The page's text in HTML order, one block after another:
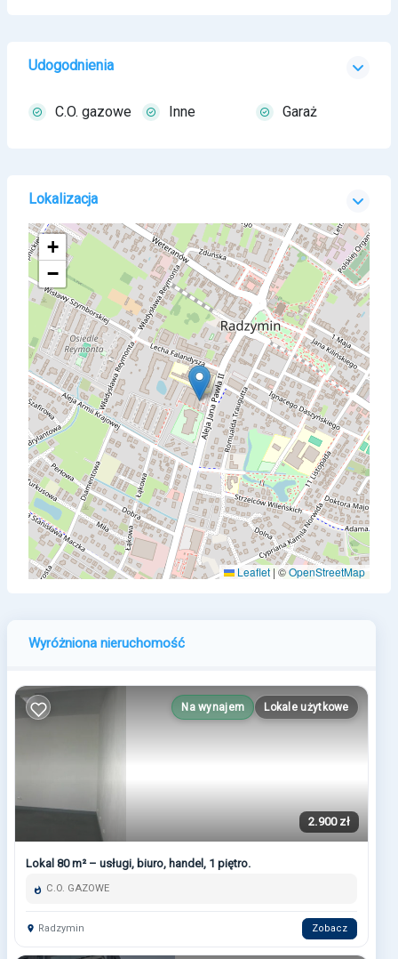
Udogodnienia
C.O. gazowe Inne Garaż
Lokalizacja
+
−
Leaflet | ©OpenStreetMap
Wyróżniona nieruchomość
Na wynajem Lokale użytkowe
2.900 zł
Lokal 80 m² – usługi, biuro, handel, 1 piętro.
C.O. GAZOWE
Radzymin Zobacz